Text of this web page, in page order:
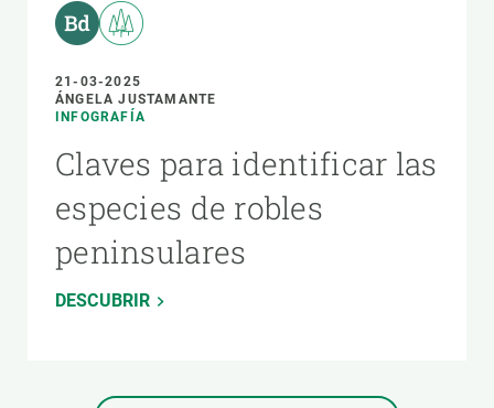
21-03-2025
ÁNGELA JUSTAMANTE
INFOGRAFÍA
Claves para identificar las
especies de robles
peninsulares
DESCUBRIR